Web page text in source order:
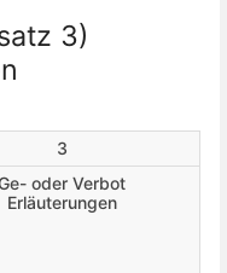
3)
3
oder Verbot
Erläuterungen